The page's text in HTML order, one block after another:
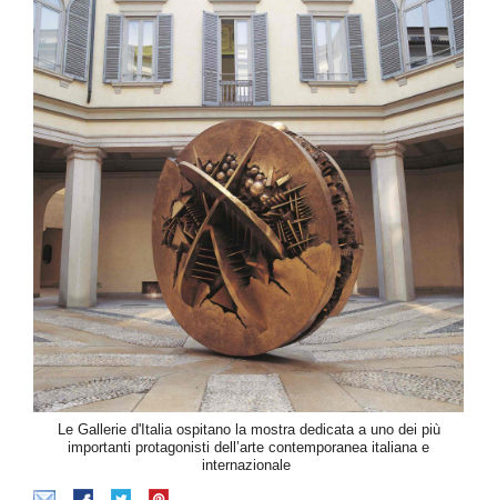
Le Gallerie d'Italia ospitano la mostra dedicata a uno dei più
importanti protagonisti dell’arte contemporanea italiana e
internazionale